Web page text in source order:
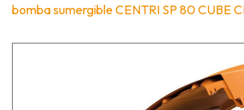
bomba sumergible CENTRI SP 80 CUBE